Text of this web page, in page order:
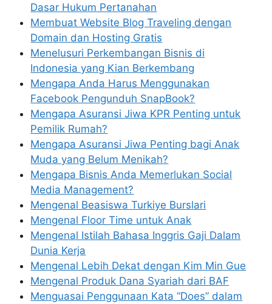
Dasar Hukum Pertanahan
Membuat Website Blog Traveling dengan
Domain dan Hosting Gratis
Menelusuri Perkembangan Bisnis di
Indonesia yang Kian Berkembang
Mengapa Anda Harus Menggunakan
Facebook Pengunduh SnapBook?
Mengapa Asuransi Jiwa KPR Penting untuk
Pemilik Rumah?
Mengapa Asuransi Jiwa Penting bagi Anak
Muda yang Belum Menikah?
Mengapa Bisnis Anda Memerlukan Social
Media Management?
Mengenal Beasiswa Turkiye Burslari
Mengenal Floor Time untuk Anak
Mengenal Istilah Bahasa Inggris Gaji Dalam
Dunia Kerja
Mengenal Lebih Dekat dengan Kim Min Gue
Mengenal Produk Dana Syariah dari BAF
Menguasai Penggunaan Kata “Does” dalam